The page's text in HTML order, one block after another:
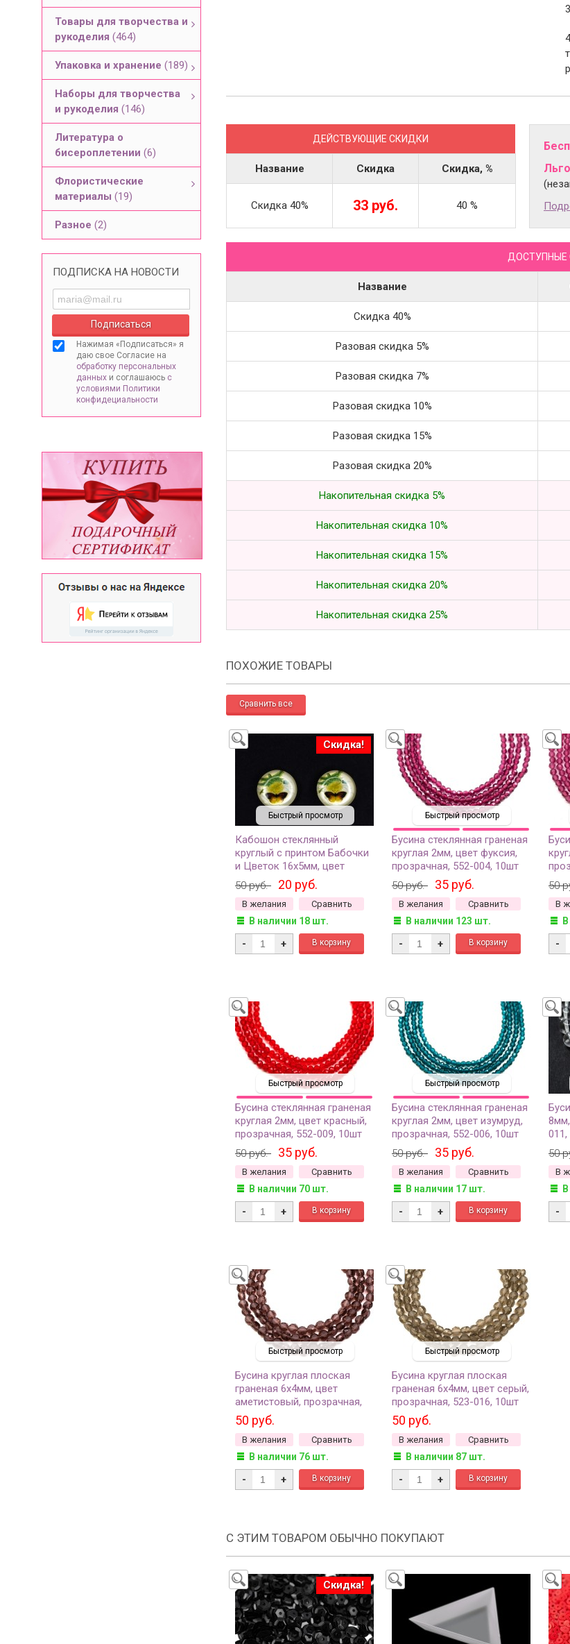
Товары для творчества и
рукоделия (464)
Упаковка и хранение (189)
Наборы для творчества
и рукоделия (146)
Литература о
бисероплетении (6)
Флористические
материалы (19)
Разное (2)
ПОДПИСКА НА НОВОСТИ
Нажимая «Подписаться» я
даю свое Согласие на
обработку персональных
данных и соглашаюсь с
условиями Политики
конфидециальности
ДЕЙСТВУЮЩИЕ СКИДКИ
Название Скидка Скидка, %
Скидка 40% 33 руб. 40 %
ДОСТУПНЫЕ
Название
Скидка 40%
Разовая скидка 5%
Разовая скидка 7%
Разовая скидка 10%
Разовая скидка 15%
Разовая скидка 20%
Накопительная скидка 5%
Накопительная скидка 10%
Накопительная скидка 15%
Накопительная скидка 20%
Накопительная скидка 25%
ПОХОЖИЕ ТОВАРЫ
Быстрый просмотр
Скидка!
Кабошон стеклянный
круглый с принтом Бабочки
и Цветок 16х5мм, цвет
разноцветный, 2030-008,
2шт
50 руб. 20 руб.
В желания Сравнить
В наличии 18 шт.
- +
Быстрый просмотр
Бусина стеклянная граненая
круглая 2мм, цвет фуксия,
прозрачная, 552-004, 10шт
50 руб.
35 руб.
В желания Сравнить
В наличии 123 шт.
- +
50
В
-
Быстрый просмотр
Бусина стеклянная граненая
круглая 2мм, цвет красный,
прозрачная, 552-009, 10шт
50 руб.
35 руб.
В желания Сравнить
В наличии 70 шт.
- +
Быстрый просмотр
Бусина стеклянная граненая
круглая 2мм, цвет изумруд,
прозрачная, 552-006, 10шт
50 руб.
35 руб.
В желания Сравнить
В наличии 17 шт.
- +
50
В
-
Быстрый просмотр
Бусина круглая плоская
граненая 6х4мм, цвет
аметистовый, прозрачная,
523-013, 10шт
50 руб.
В желания Сравнить
В наличии 76 шт.
- +
Быстрый просмотр
Бусина круглая плоская
граненая 6х4мм, цвет серый,
прозрачная, 523-016, 10шт
50 руб.
В желания Сравнить
В наличии 87 шт.
- +
С ЭТИМ ТОВАРОМ ОБЫЧНО ПОКУПАЮТ
Скидка!